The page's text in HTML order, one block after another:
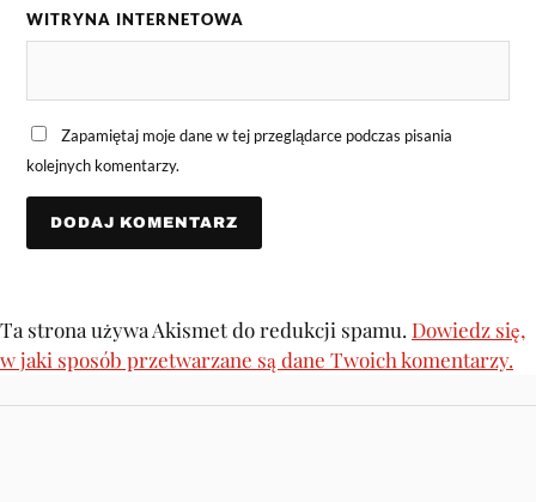
WITRYNA INTERNETOWA
Zapamiętaj moje dane w tej przeglądarce podczas pisania
kolejnych komentarzy.
Ta strona używa Akismet do redukcji spamu. Dowiedz się,
w jaki sposób przetwarzane są dane Twoich komentarzy.